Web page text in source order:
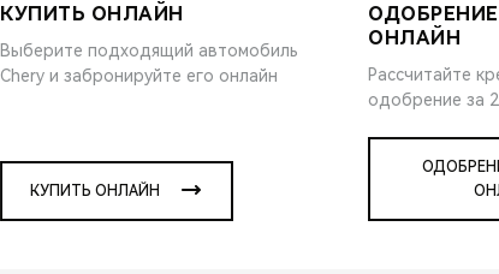
КУПИТЬ ОНЛАЙН
Выберите подходящий автомобиль
Chery и забронируйте его онлайн
КУПИТЬ ОНЛАЙН
ОНЛАЙН
Рассчитайте
одобрение за